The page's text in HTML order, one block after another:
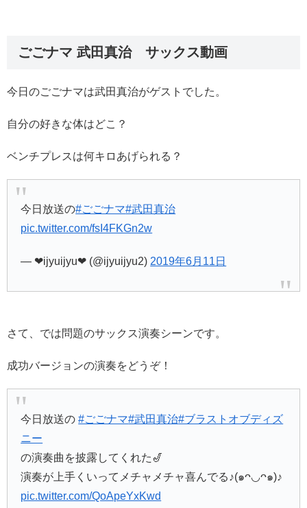
ごごナマ 武田真治 サックス動画
今日のごごナマは武田真治がゲストでした。
自分の好きな体はどこ？
ベンチプレスは何キロあげられる？
今日放送の#ごごナマ#武田真治
pic.twitter.com/fsI4FKGn2w
— ❤︎ijyuijyu❤︎ (@ijyuijyu2) 2019年6月11日
さて、では問題のサックス演奏シーンです。
成功バージョンの演奏をどうぞ！
今日放送の#ごごナマ#武田真治#ブラストオブディズ
ニー
の演奏曲を披露してくれた🎷
演奏が上手くいってメチャメチャ喜んでる♪(๑ᴖ◡ᴖ๑)♪
pic.twitter.com/QoApeYxKwd